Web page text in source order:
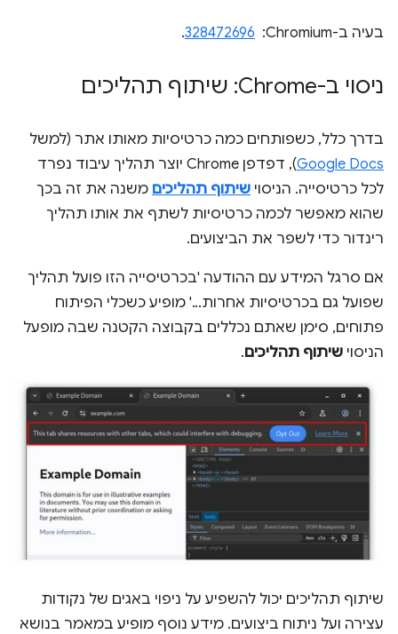
בעיה ב-Chromium: ‏ 328472696
.
ניסוי ב-Chrome: שיתוף תהליכים
בדרך כלל, כשפותחים כמה כרטיסיות מאותו אתר (למשל
Google Docs
), דפדפן Chrome יוצר תהליך עיבוד נפרד
לכל כרטיסייה. הניסוי שיתוף תהליכים משנה את זה בכך
שהוא מאפשר לכמה כרטיסיות לשתף את אותו תהליך
רינדור כדי לשפר את הביצועים.
אם סרגל המידע עם ההודעה 'בכרטיסייה הזו פועל תהליך
שפועל גם בכרטיסיות אחרות...' מופיע כשכלי הפיתוח
פתוחים, סימן שאתם נכללים בקבוצה הקטנה שבה מופעל
הניסוי שיתוף תהליכים.
שיתוף תהליכים יכול להשפיע על ניפוי באגים של נקודות
עצירה ועל ניתוח ביצועים. מידע נוסף מופיע במאמר בנושא